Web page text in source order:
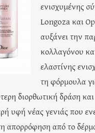
ενισχυμένης
Longoza και
αυξάνει την
κολλαγόνου
ελαστίνης
τη φόρμουλα
διορθωτική δράση και
υφή νέας γενιάς που
απορρόφηση από το